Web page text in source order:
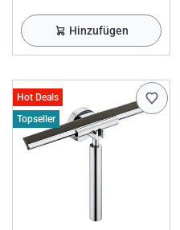
Hinzufügen
Hot Deals
Topseller